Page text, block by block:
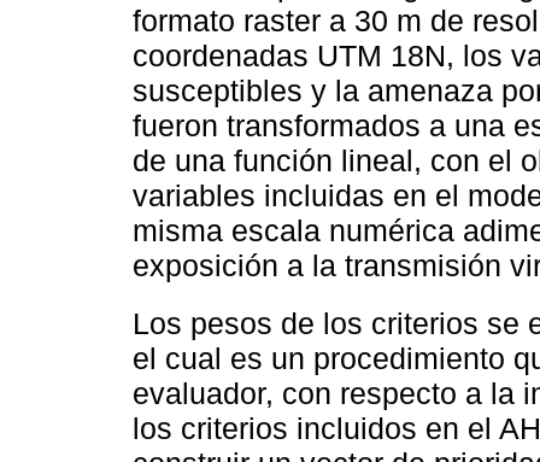
formato raster a 30 m de
coordenadas UTM 18N, los
susceptibles y la amenaza
fueron transformados a una
de una función lineal, con el
variables incluidas en el
misma escala numérica
exposición a la transmisión
Los pesos de los criterios se
el cual es un procedimiento
evaluador, con respecto a la
los criterios incluidos en el